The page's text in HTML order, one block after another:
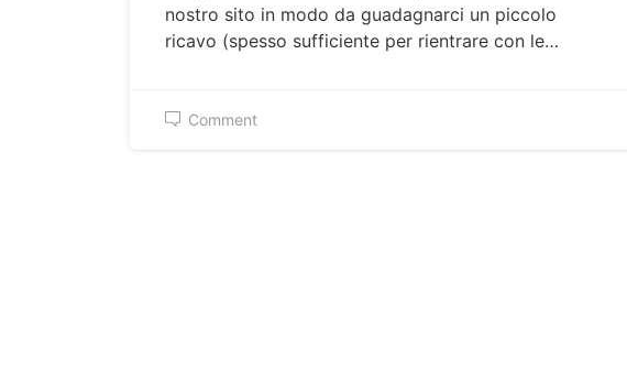
nostro sito in modo da guadagnarci un piccolo
ricavo (spesso sufficiente per rientrare con le…
Comment